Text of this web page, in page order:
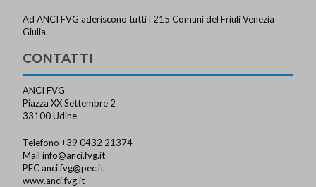
Ad ANCI FVG aderiscono tutti i 215 Comuni del Friuli Venezia
Giulia.
CONTATTI
ANCI FVG
Piazza XX Settembre 2
33100 Udine
Telefono +39 0432 21374
Mailinfo@anci.fvg.it
PEC anci.fvg@pec.it
www.anci.fvg.it